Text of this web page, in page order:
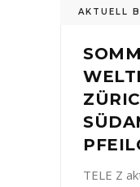
AKTUELL
TELE Z